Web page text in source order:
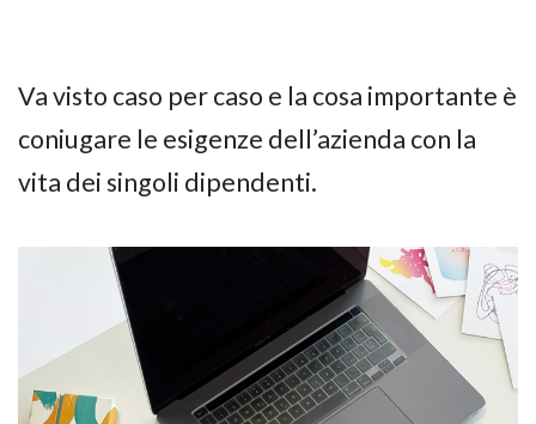
Va visto caso per caso e la cosa importante è
coniugare le esigenze dell’azienda con la
vita dei singoli dipendenti.